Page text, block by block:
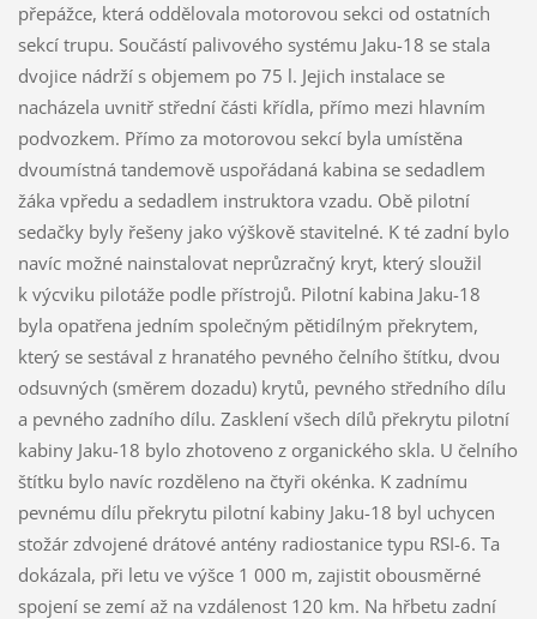
přepážce, která oddělovala motorovou sekci od ostatních
sekcí trupu. Součástí palivového systému Jaku-18 se stala
dvojice nádrží s objemem po 75 l. Jejich instalace se
nacházela uvnitř střední části křídla, přímo mezi hlavním
podvozkem. Přímo za motorovou sekcí byla umístěna
dvoumístná tandemově uspořádaná kabina se sedadlem
žáka vpředu a sedadlem instruktora vzadu. Obě pilotní
sedačky byly řešeny jako výškově stavitelné. K té zadní bylo
navíc možné nainstalovat neprůzračný kryt, který sloužil
k výcviku pilotáže podle přístrojů. Pilotní kabina Jaku-18
byla opatřena jedním společným pětidílným překrytem,
který se sestával z hranatého pevného čelního štítku, dvou
odsuvných (směrem dozadu) krytů, pevného středního dílu
a pevného zadního dílu. Zasklení všech dílů překrytu pilotní
kabiny Jaku-18 bylo zhotoveno z organického skla. U čelního
štítku bylo navíc rozděleno na čtyři okénka. K zadnímu
pevnému dílu překrytu pilotní kabiny Jaku-18 byl uchycen
stožár zdvojené drátové antény radiostanice typu RSI-6. Ta
dokázala, při letu ve výšce 1 000 m, zajistit obousměrné
spojení se zemí až na vzdálenost 120 km. Na hřbetu zadní